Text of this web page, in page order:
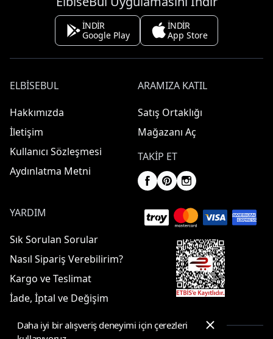
İNDİR
Google Play
İNDİR
App Store
ELBISEBUL
Hakkımızda
İletişim
Kullanıcı Sözleşmesi
Aydınlatma Metni
ARAMIZA KATIL
Satış Ortaklığı
Mağazanı Aç
TAKIP ET
YARDIM
Sık Sorulan Sorular
Nasıl Sipariş Verebilirim?
Kargo ve Teslimat
İade, İptal ve Değişim
Daha iyi bir alışveriş deneyimi için çerezleri